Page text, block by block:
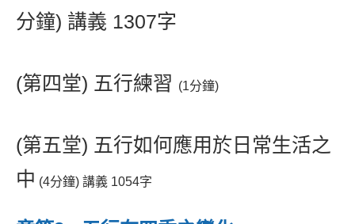
分鐘) 講義 1307字
(第四堂) 五行練習 (1分鐘)
(第五堂) 五行如何應用於日常生活之
中 (4分鐘) 講義 1054字